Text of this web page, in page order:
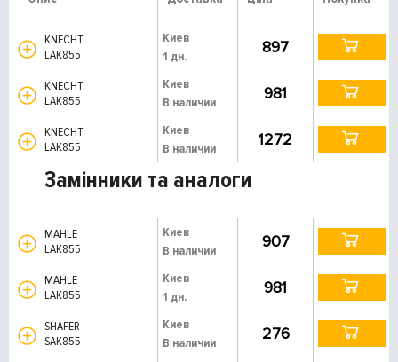
KNECHT
LAK855
Киев
1 дн.
897
KNECHT
LAK855
Киев
В наличии
981
KNECHT
LAK855
Киев
В наличии
1272
Замінники та аналоги
MAHLE
LAK855
Киев
В наличии
907
MAHLE
LAK855
Киев
1 дн.
981
SHAFER
SAK855
Киев
В наличии
276